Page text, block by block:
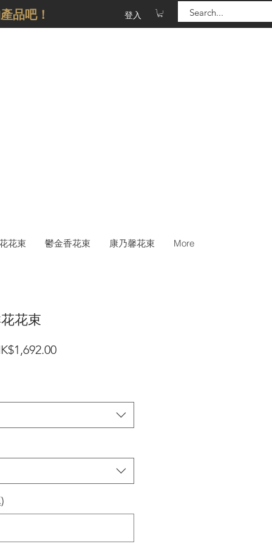
品吧！ 登入
花束 鬱金香花束 康乃馨花束 More
花束
促
格